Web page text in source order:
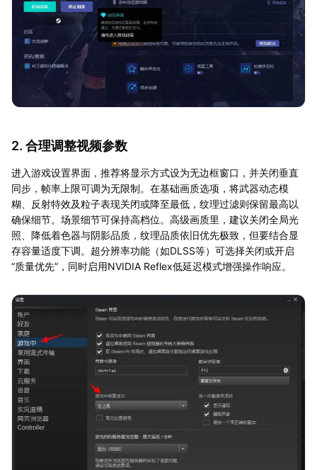
2. 合理调整视频参数
进入游戏设置界面，推荐将显示方式设为无边框窗口，并关闭垂直
同步，帧率上限可调为无限制。在基础画质选项，将武器动态模
糊、反射特效及粒子表现关闭或降至最低，纹理过滤则保留最高以
确保细节。场景细节可保持高档位。高级画质里，建议关闭全局光
照、降低着色器与阴影品质，纹理品质依旧优先极致，但要结合显
存容量适度下调。超分辨率功能（如DLSS等）可选择关闭或开启
“质量优先”，同时启用NVIDIA Reflex低延迟模式增强操作响应。